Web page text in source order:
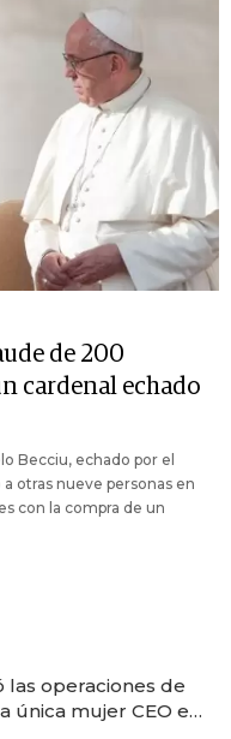
de 200
cardenal echado
Becciu, echado por el
otras nueve personas en
con la compra de un
las operaciones de
única mujer CEO en